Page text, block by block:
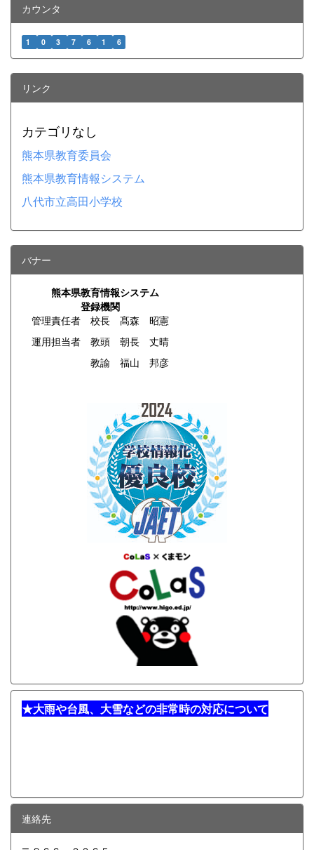
カウンタ
1 0 3 7 6 1 6
リンク
カテゴリなし
熊本県教育委員会
熊本県教育情報システム
八代市立高田小学校
バナー
熊本県教育情報システム
登録機関
管理責任者 校長 髙森 昭憲
運用担当者 教頭 朝長 丈晴
教諭 福山 邦彦
★大雨や台風、大雪などの非常時の対応について
連絡先